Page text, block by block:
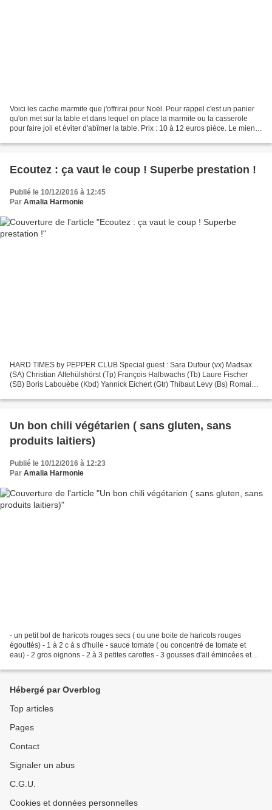
Voici les cache marmite que j'offrirai pour Noël. Pour rappel c'est un panier
qu'on met sur la table et dans lequel on place la marmite ou la casserole
pour faire joli et éviter d'abîmer la table. Prix : 10 à 12 euros pièce. Le mien
Ecoutez : ça vaut le coup ! Superbe prestation !
Publié le 10/12/2016 à 12:45
Par Amalia Harmonie
HARD TIMES by PEPPER CLUB Special guest : Sara Dufour (vx) Madsax
(SA) Christian Altehülshörst (Tp) François Halbwachs (Tb) Laure Fischer
(SB) Boris Labouèbe (Kbd) Yannick Eichert (Gtr) Thibaut Levy (Bs) Romain
Un bon chili végétarien ( sans gluten, sans
produits laitiers)
Publié le 10/12/2016 à 12:23
Par Amalia Harmonie
- un petit bol de haricots rouges secs ( ou une boite de haricots rouges
égouttés) - 1 à 2 c à s d'huile - sauce tomate ( ou concentré de tomate et
eau) - 2 gros oignons - 2 à 3 petites carottes - 3 gousses d'ail émincées et
Hébergé par Overblog
Top articles
Pages
Contact
Signaler un abus
C.G.U.
Cookies et données personnelles